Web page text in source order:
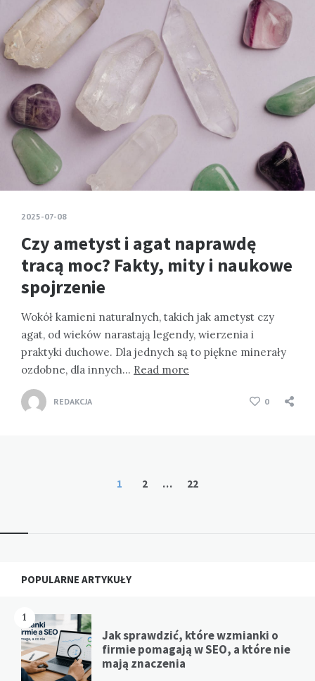
2025-07-08
Czy ametyst i agat naprawdę
tracą moc? Fakty, mity i naukowe
spojrzenie
Wokół kamieni naturalnych, takich jak ametyst czy
agat, od wieków narastają legendy, wierzenia i
praktyki duchowe. Dla jednych są to piękne minerały
ozdobne, dla innych… Read more
REDAKCJA 0
1 2 … 22
Widgets
POPULARNE ARTYKUŁY
1
Jak sprawdzić, które wzmianki o
firmie pomagają w SEO, a które nie
mają znaczenia